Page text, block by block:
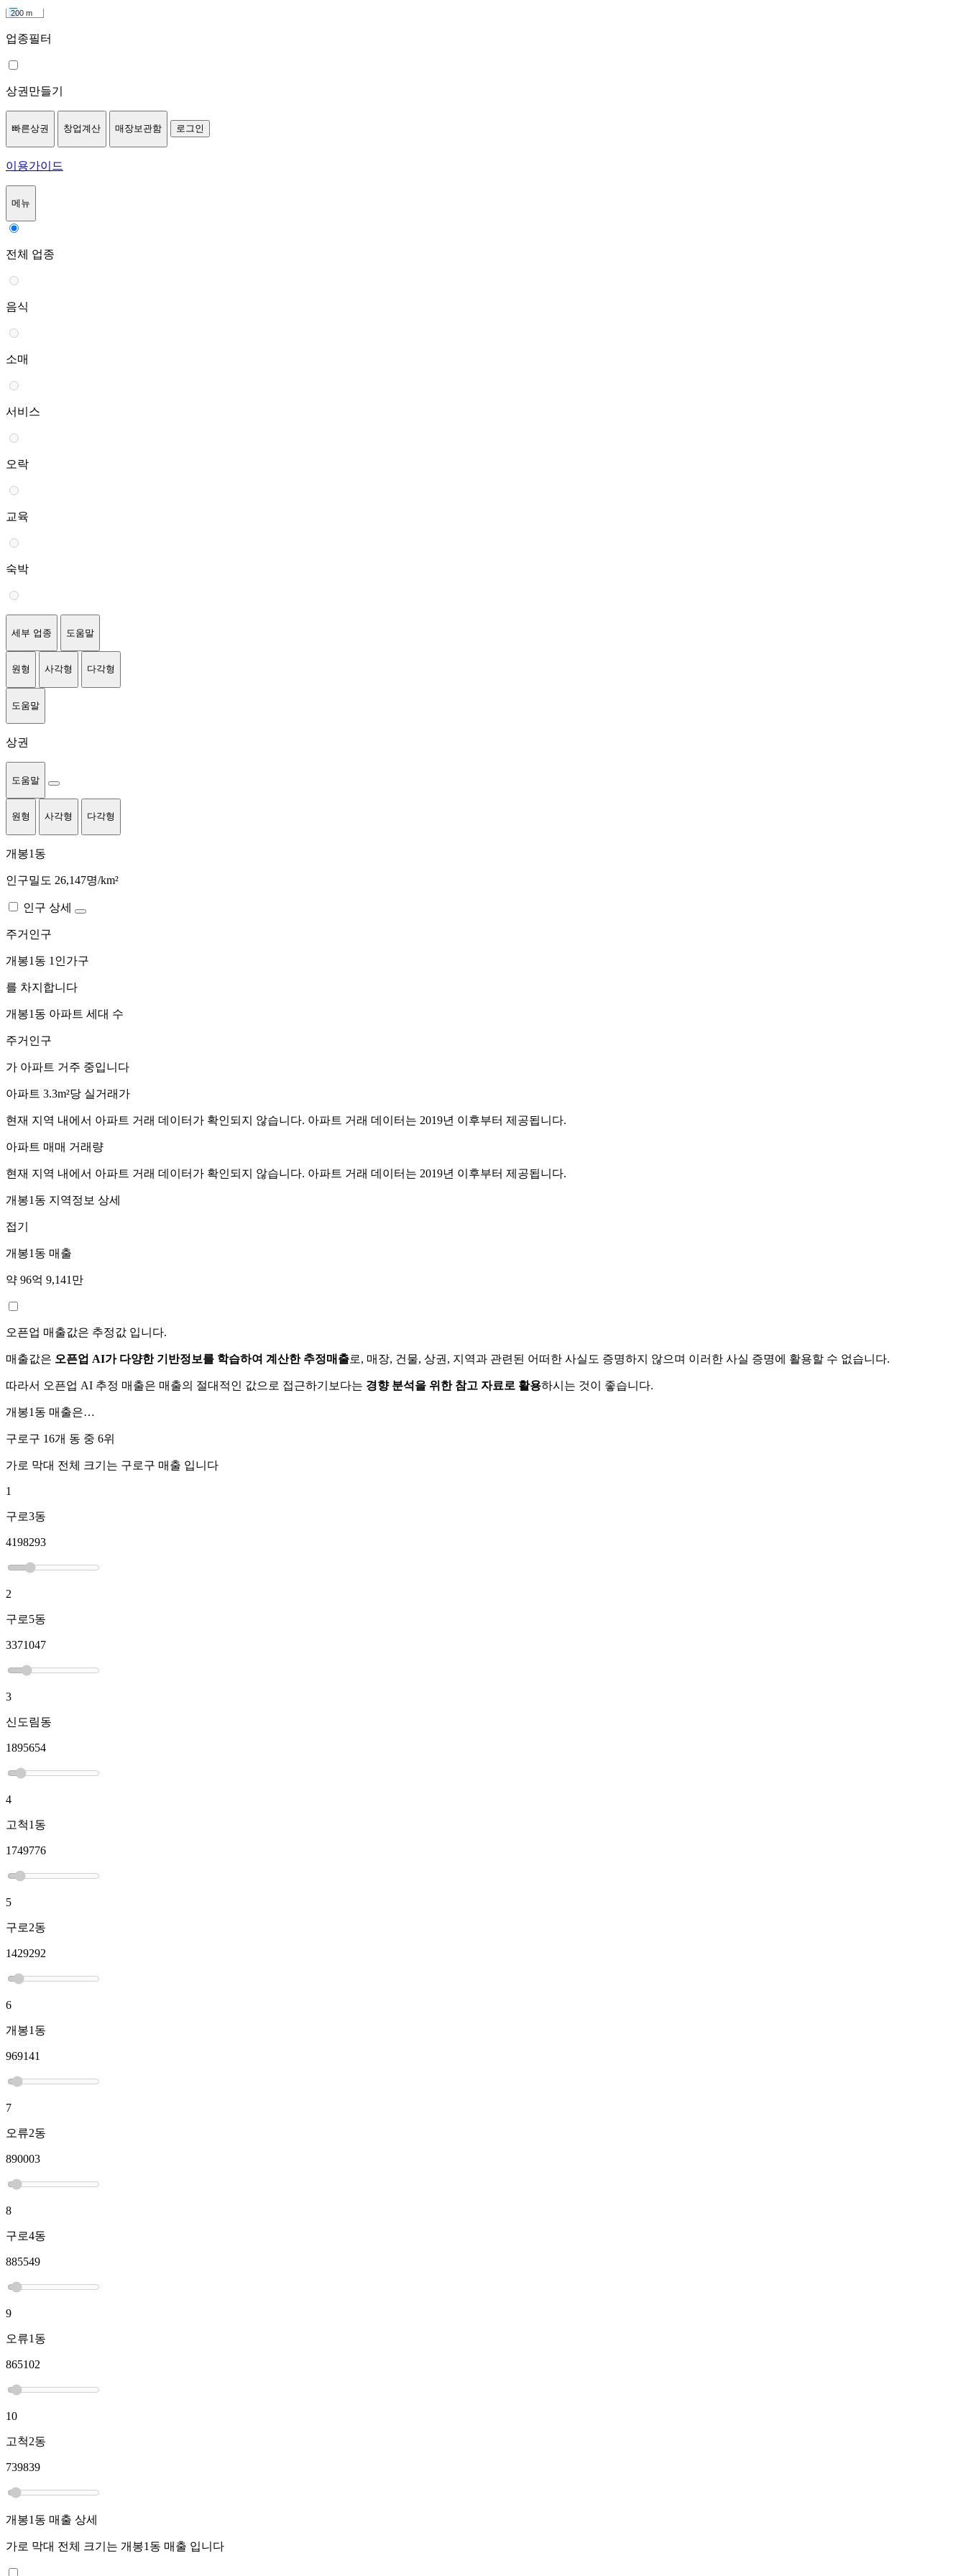
200 m
업종필터
상권만들기
빠른상권 창업계산 매장보관함 로그인
이용가이드
메뉴
전체 업종
음식
소매
서비스
오락
교육
숙박
세부 업종 도움말
원형 사각형 다각형
도움말
상권
도움말
원형 사각형 다각형
개봉1동
인구밀도 26,147명/km²
인구 상세
주거인구
개봉1동 1인가구
를 차지합니다
개봉1동 아파트 세대 수
주거인구
가 아파트 거주 중입니다
아파트 3.3m²당 실거래가
현재 지역 내에서 아파트 거래 데이터가 확인되지 않습니다. 아파트 거래 데이터는 2019년 이후부터 제공됩니다.
아파트 매매 거래량
현재 지역 내에서 아파트 거래 데이터가 확인되지 않습니다. 아파트 거래 데이터는 2019년 이후부터 제공됩니다.
개봉1동 지역정보 상세
접기
개봉1동 매출
약 96억 9,141만
오픈업 매출값은 추정값 입니다.
매출값은 오픈업 AI가 다양한 기반정보를 학습하여 계산한 추정매출로, 매장, 건물, 상권, 지역과 관련된 어떠한 사실도 증명하지 않으며 이러한 사실 증명에 활용할 수 없습니다.
따라서 오픈업 AI 추정 매출은 매출의 절대적인 값으로 접근하기보다는 경향 분석을 위한 참고 자료로 활용하시는 것이 좋습니다.
개봉1동 매출은…
구로구 16개 동 중 6위
가로 막대 전체 크기는 구로구 매출 입니다
1
구로3동
4198293
2
구로5동
3371047
3
신도림동
1895654
4
고척1동
1749776
5
구로2동
1429292
6
개봉1동
969141
7
오류2동
890003
8
구로4동
885549
9
오류1동
865102
10
고척2동
739839
개봉1동 매출 상세
가로 막대 전체 크기는 개봉1동 매출 입니다